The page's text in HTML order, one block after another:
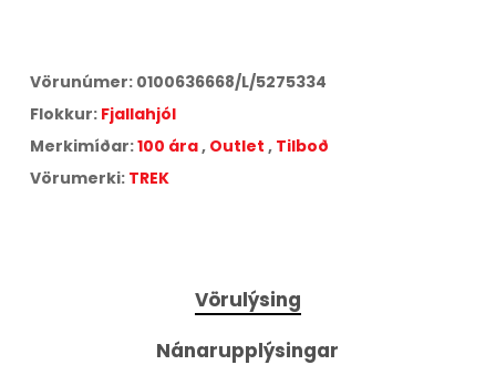
Miðað við18 greiðslur á17,25% vöxtum.
495
kr. færslugjald á mánuði.
Árleg hlutfallstala kostnaður:
Heildarkostnaður:126.808 kr.
Vörunúmer: 0100636668/L/5275334
Flokkur: Fjallahjól
Merkimíðar:100 ára, Outlet , Tilboð
Vörumerki: TREK
Vörulýsing
Nánarupplýsingar